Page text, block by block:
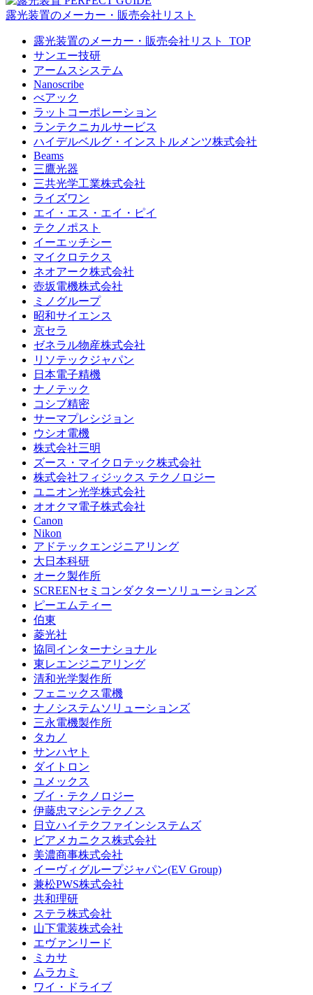
露光装置のメーカー・販売会社リスト
露光装置のメーカー・販売会社リスト_TOP
サンエー技研
アームスシステム
Nanoscribe
べアック
ラットコーポレーション
ランテクニカルサービス
ハイデルベルグ・インストルメンツ株式会社
Beams
三鷹光器
三共光学工業株式会社
ライズワン
エイ・エス・エイ・ピイ
テクノポスト
イーエッチシー
マイクロテクス
ネオアーク株式会社
壺坂電機株式会社
ミノグループ
昭和サイエンス
京セラ
ゼネラル物産株式会社
リソテックジャパン
日本電子精機
ナノテック
コシブ精密
サーマプレシジョン
ウシオ電機
株式会社三明
ズース・マイクロテック株式会社
株式会社フィジックス テクノロジー
ユニオン光学株式会社
オオクマ電子株式会社
Canon
Nikon
アドテックエンジニアリング
大日本科研
オーク製作所
SCREENセミコンダクターソリューションズ
ピーエムティー
伯東
菱光社
協同インターナショナル
東レエンジニアリング
清和光学製作所
フェニックス電機
ナノシステムソリューションズ
三永電機製作所
タカノ
サンハヤト
ダイトロン
ユメックス
ブイ・テクノロジー
伊藤忠マシンテクノス
日立ハイテクファインシステムズ
ビアメカニクス株式会社
美濃商事株式会社
イーヴィグループジャパン(EV Group)
兼松PWS株式会社
共和理研
ステラ株式会社
山下電装株式会社
エヴァンリード
ミカサ
ムラカミ
ワイ・ドライブ